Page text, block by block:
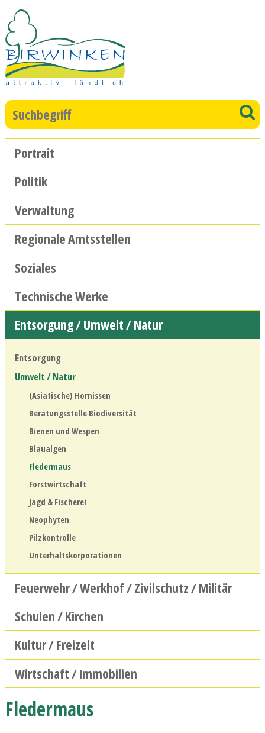
Suchbegriff
Hauptnavigation
Portrait
Politik
Verwaltung
Regionale Amtsstellen
Soziales
Technische Werke
Entsorgung / Umwelt / Natur
Entsorgung
Umwelt / Natur
(Asiatische) Hornissen
Beratungsstelle Biodiversität
Bienen und Wespen
Blaualgen
Fledermaus
Forstwirtschaft
Jagd & Fischerei
Neophyten
Pilzkontrolle
Unterhaltskorporationen
Feuerwehr / Werkhof / Zivilschutz / Militär
Schulen / Kirchen
Kultur / Freizeit
Wirtschaft / Immobilien
Fledermaus